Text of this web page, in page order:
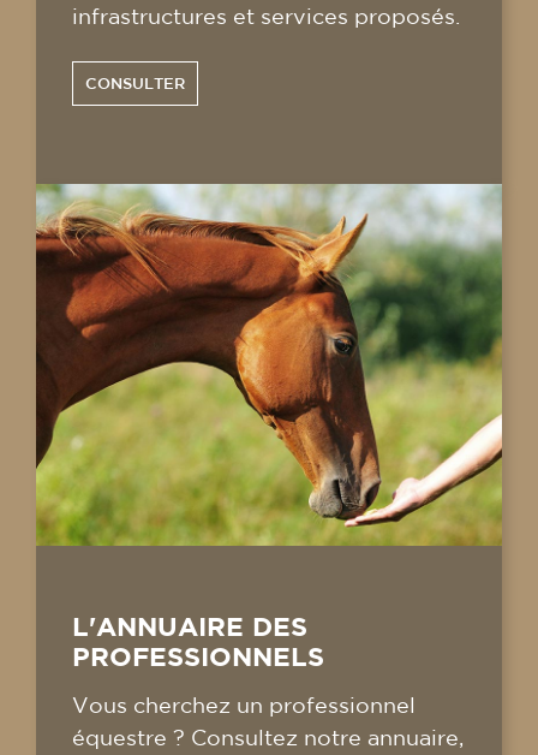
infrastructures et services proposés.
CONSULTER
L'ANNUAIRE DES
PROFESSIONNELS
Vous cherchez un professionnel
équestre ? Consultez notre annuaire,